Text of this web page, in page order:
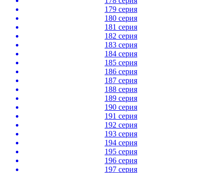
179 серия
180 серия
181 серия
182 серия
183 серия
184 серия
185 серия
186 серия
187 серия
188 серия
189 серия
190 серия
191 серия
192 серия
193 серия
194 серия
195 серия
196 серия
197 серия